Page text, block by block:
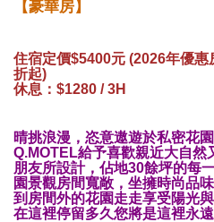
【豪華房】
住宿定價$5400元 (2026年優
折起)
休息：$1280 / 3H
晴挑浪漫，恣意遨遊於私密花
Q.MOTEL給予喜歡親近大自然
朋友所設計，佔地30餘坪的每
園景觀房間寬敞，坐擁時尚品
到房間外的花園走走享受陽光
在這裡停留多久您將是這裡永遠